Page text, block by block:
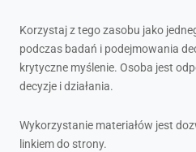
Korzystaj z tego zasobu jako
podczas badań i podejmowania
krytyczne myślenie. Osoba jest
decyzje i działania.
Wykorzystanie materiałów jest
linkiem do strony.